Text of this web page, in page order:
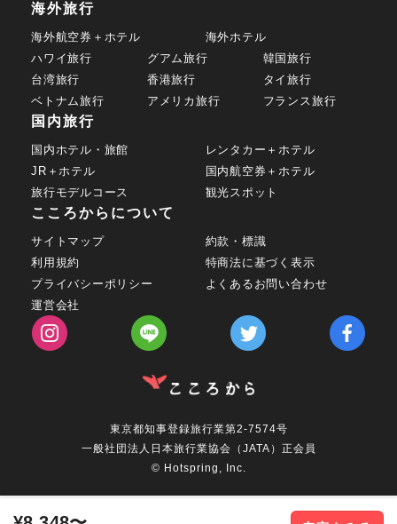
海外旅行
海外航空券＋ホテル
海外ホテル
ハワイ旅行
グアム旅行
韓国旅行
台湾旅行
香港旅行
タイ旅行
ベトナム旅行
アメリカ旅行 フランス旅行
国内旅行
国内ホテル・旅館
レンタカー＋ホテル
JR＋ホテル
国内航空券＋ホテル
旅行モデルコース
観光スポット
こころからについて
サイトマップ
約款・標識
利用規約
特商法に基づく表示
プライバシーポリシー
よくあるお問い合わせ
運営会社
東京都知事登録旅行業第2-7574号
一般社団法人日本旅行業協会（JATA）正会員
© Hotspring, Inc.